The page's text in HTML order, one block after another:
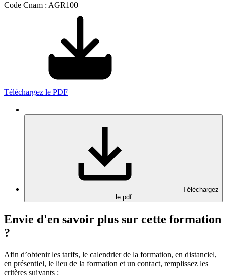
Code Cnam : AGR100
Téléchargez le PDF
Téléchargez
le pdf
Envie d'en savoir plus sur cette formation
?
Afin d’obtenir les tarifs, le calendrier de la formation, en distanciel,
en présentiel, le lieu de la formation et un contact, remplissez les
critères suivants :